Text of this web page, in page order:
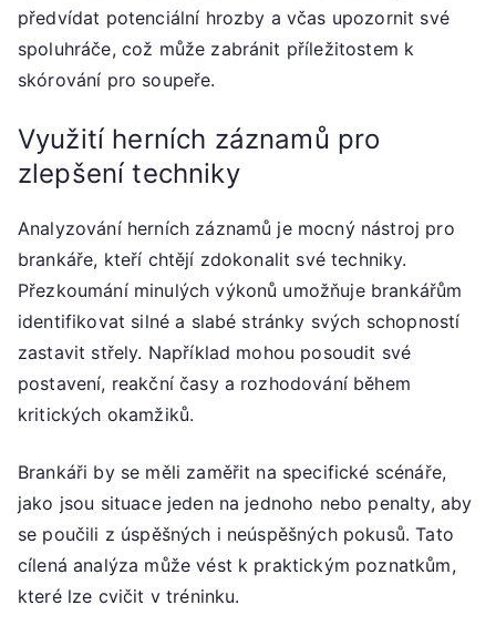
předvídat potenciální hrozby a včas upozornit své
spoluhráče, což může zabránit příležitostem k
skórování pro soupeře.
Využití herních záznamů pro
zlepšení techniky
Analyzování herních záznamů je mocný nástroj pro
brankáře, kteří chtějí zdokonalit své techniky.
Přezkoumání minulých výkonů umožňuje brankářům
identifikovat silné a slabé stránky svých schopností
zastavit střely. Například mohou posoudit své
postavení, reakční časy a rozhodování během
kritických okamžiků.
Brankáři by se měli zaměřit na specifické scénáře,
jako jsou situace jeden na jednoho nebo penalty, aby
se poučili z úspěšných i neúspěšných pokusů. Tato
cílená analýza může vést k praktickým poznatkům,
které lze cvičit v tréninku.